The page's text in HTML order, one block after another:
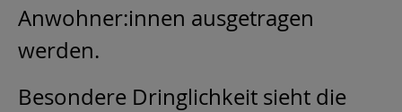
Anwohner:innen ausgetragen
werden.
Besondere Dringlichkeit sieht die